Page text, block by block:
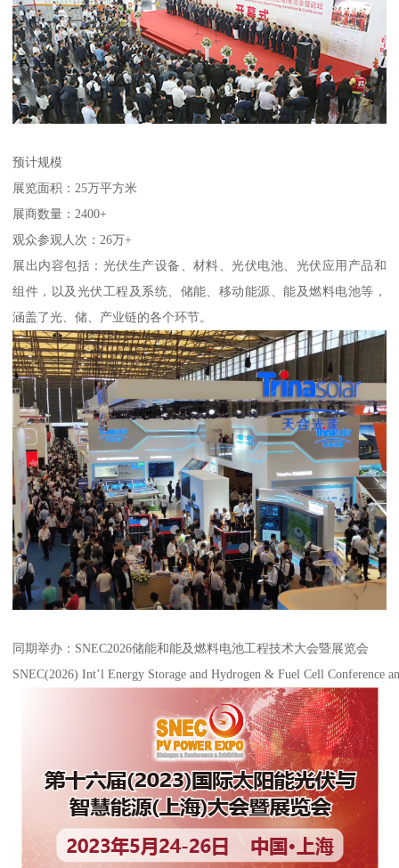
预计规模
展览面积：25万平方米
展商数量：2400+
观众参观人次：26万+
展出内容包括：光伏生产设备、材料、光伏电池、光伏应用产品和
组件，以及光伏工程及系统、储能、移动能源、能及燃料电池等，
涵盖了光、储、产业链的各个环节。
同期举办：SNEC2026储能和能及燃料电池工程技术大会暨展览会
SNEC(2026) Int’l Energy Storage and Hydrogen & Fuel Cell Conference